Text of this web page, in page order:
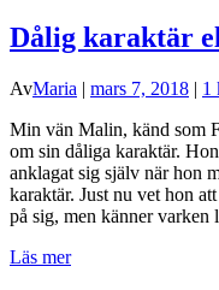
Dålig karaktär
AvMaria | mars 7, 2018 | 1
Min vän Malin, känd som
om sin dåliga karaktär.
anklagat sig själv när hon
karaktär. Just nu vet hon
på sig, men känner
Läs mer